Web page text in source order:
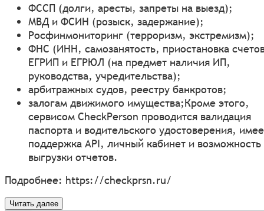
ФССП (долги, аресты, запреты на выезд);
МВД и ФСИН (розыск, задержание);
Росфинмониторинг (терроризм, экстремизм);
ФНС (ИНН, самозанятость, приостановка
ЕГРИП и ЕГРЮЛ (на предмет наличия ИП,
руководства, учредительства);
арбитражных судов, реестру банкротов;
залогам движимого имущества;Кроме этого,
сервисом CheckPerson проводится валидация
паспорта и водительского удостоверения,
поддержка API, личный кабинет и возможность
выгрузки отчетов.
Подробнее: https://checkprsn.ru/
Читать далее